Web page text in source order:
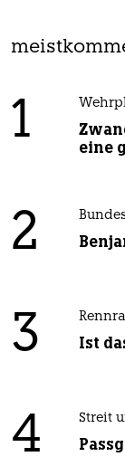
1
eine
2
3 Ist
4 Streit